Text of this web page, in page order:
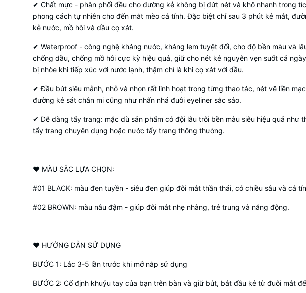
✔ Chất mực - phân phối đều cho đường kẻ không bị đứt nét và khô nhanh trong
phong cách tự nhiên cho đến mắt mèo cá tính. Đặc biệt chỉ sau 3 phút kẻ mắt,
kẻ nước, mồ hôi và dầu cọ xát.
✔ Waterproof - công nghệ kháng nước, kháng lem tuyệt đối, cho độ bền màu và
chống dầu, chống mồ hôi cực kỳ hiệu quả, giữ cho nét kẻ nguyên vẹn suốt cả
bị nhòe khi tiếp xúc với nước lạnh, thậm chí là khi cọ xát với dầu.
✔ Đầu bút siêu mảnh, nhỏ và nhọn rất linh hoạt trong từng thao tác, nét vẽ liền
đường kẻ sát chân mi cũng như nhấn nhá đuôi eyeliner sắc sảo.
✔ Dễ dàng tẩy trang: mặc dù sản phẩm có đội lâu trôi bền màu siêu hiệu quả
tẩy trang chuyên dụng hoặc nước tẩy trang thông thường.
❤ MÀU SẮC LỰA CHỌN:
#01 BLACK: màu đen tuyền - siêu đen giúp đôi mắt thần thái, có chiều sâu và cá
#02 BROWN: màu nâu đậm - giúp đôi mắt nhẹ nhàng, trẻ trung và năng động.
❤ HƯỚNG DẪN SỬ DỤNG
BƯỚC 1: Lắc 3-5 lần trước khi mở nắp sử dụng
BƯỚC 2: Cố định khuỷu tay của bạn trên bàn và giữ bút, bắt đầu kẻ từ đuôi mắt